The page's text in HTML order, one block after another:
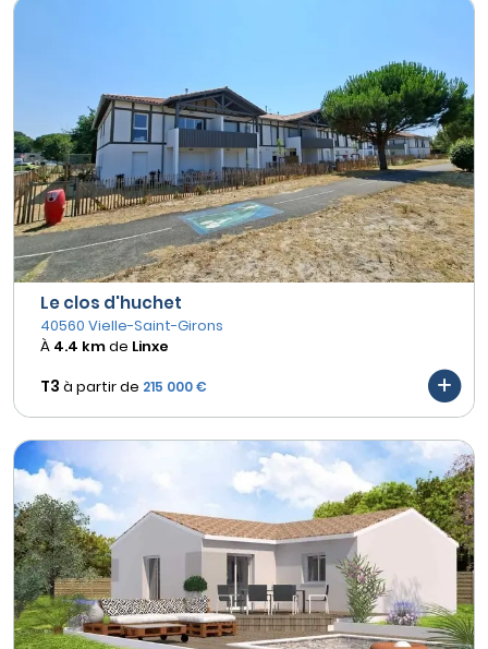
Le clos d'huchet
40560 Vielle-Saint-Girons
À 4.4 kmde Linxe
T3 à partir de 215 000 €